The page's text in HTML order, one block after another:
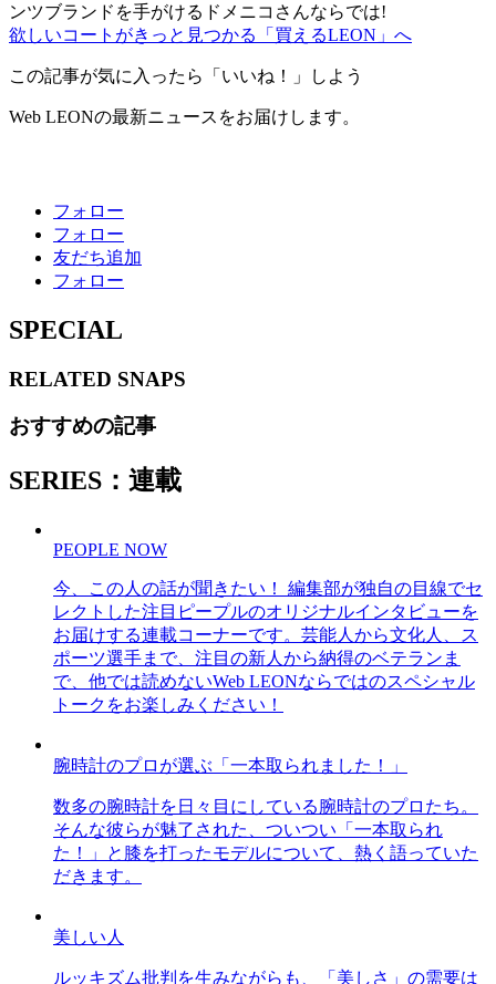
ンツブランドを手がけるドメニコさんならでは!
欲しいコートがきっと見つかる「買えるLEON」へ
この記事が気に入ったら「いいね！」しよう
Web LEONの最新ニュースをお届けします。
フォロー
フォロー
友だち追加
フォロー
SPECIAL
RELATED SNAPS
おすすめの記事
SERIES：連載
PEOPLE NOW
今、この人の話が聞きたい！ 編集部が独自の目線でセ
レクトした注目ピープルのオリジナルインタビューを
お届けする連載コーナーです。芸能人から文化人、ス
ポーツ選手まで、注目の新人から納得のベテランま
で、他では読めないWeb LEONならではのスペシャル
トークをお楽しみください！
腕時計のプロが選ぶ「一本取られました！」
数多の腕時計を日々目にしている腕時計のプロたち。
そんな彼らが魅了された、ついつい「一本取られ
た！」と膝を打ったモデルについて、熱く語っていた
だきます。
美しい人
ルッキズム批判を生みながらも、「美しさ」の需要は